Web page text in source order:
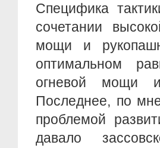
Специфика
сочетании
мощи и
оптимальном
огневой мощи
Последнее, по
проблемой
давало